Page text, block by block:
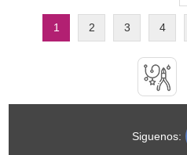
1 2 3 4
Siguenos: